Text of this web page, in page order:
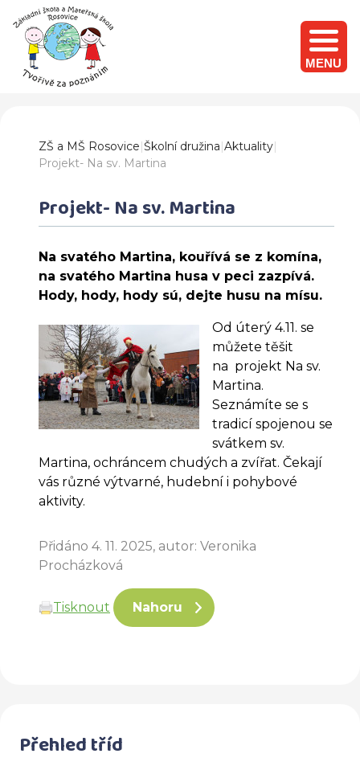
MENU
ZŠ a MŠ Rosovice|Školní družina|Aktuality|
Projekt- Na sv. Martina
Projekt- Na sv. Martina
Na svatého Martina, kouřívá se z komína,
na svatého Martina husa v peci zazpívá.
Hody, hody, hody sú, dejte husu na mísu.
Od úterý 4.11. se
můžete těšit
na projekt Na sv.
Martina.
Seznámíte se s
tradicí spojenou se
svátkem sv.
Martina, ochráncem chudých a zvířat. Čekají
vás různé výtvarné, hudební i pohybové
aktivity.
Přidáno 4. 11. 2025, autor: Veronika
Procházková
Tisknout Nahoru
Přehled tříd